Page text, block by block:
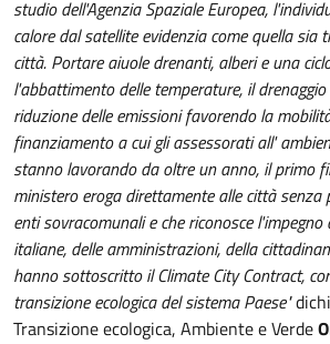
studio dell'Agenzia Spaziale Europea,
calore dal satellite evidenzia come quella
città. Portare aiuole drenanti, alberi e una
l'abbattimento delle temperature, il
riduzione delle emissioni favorendo la
finanziamento a cui gli assessorati all'
stanno lavorando da oltre un anno, il primo
ministero eroga direttamente alle città
enti sovracomunali e che riconosce
italiane, delle amministrazioni, della
hanno sottoscritto il Climate City Contract,
transizione ecologica del sistema Paese"
Transizione ecologica, Ambiente e Verde